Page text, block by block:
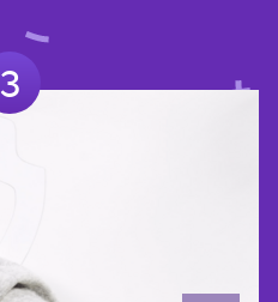
3